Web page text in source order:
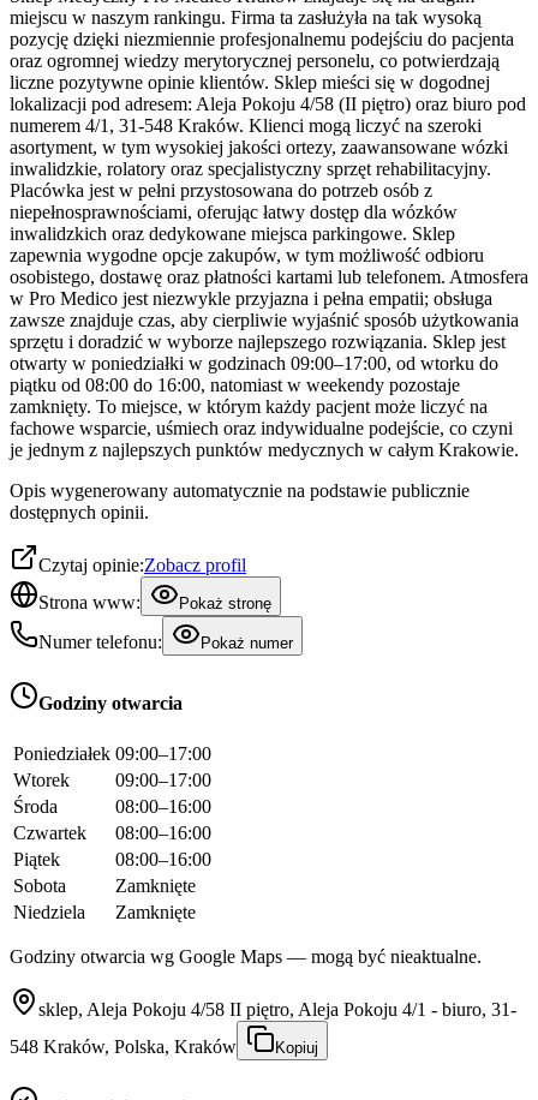
miejscu w naszym rankingu. Firma ta zasłużyła na tak wysoką
pozycję dzięki niezmiennie profesjonalnemu podejściu do pacjenta
oraz ogromnej wiedzy merytorycznej personelu, co potwierdzają
liczne pozytywne opinie klientów. Sklep mieści się w dogodnej
lokalizacji pod adresem: Aleja Pokoju 4/58 (II piętro) oraz biuro pod
numerem 4/1, 31-548 Kraków. Klienci mogą liczyć na szeroki
asortyment, w tym wysokiej jakości ortezy, zaawansowane wózki
inwalidzkie, rolatory oraz specjalistyczny sprzęt rehabilitacyjny.
Placówka jest w pełni przystosowana do potrzeb osób z
niepełnosprawnościami, oferując łatwy dostęp dla wózków
inwalidzkich oraz dedykowane miejsca parkingowe. Sklep
zapewnia wygodne opcje zakupów, w tym możliwość odbioru
osobistego, dostawę oraz płatności kartami lub telefonem. Atmosfera
w Pro Medico jest niezwykle przyjazna i pełna empatii; obsługa
zawsze znajduje czas, aby cierpliwie wyjaśnić sposób użytkowania
sprzętu i doradzić w wyborze najlepszego rozwiązania. Sklep jest
otwarty w poniedziałki w godzinach 09:00–17:00, od wtorku do
piątku od 08:00 do 16:00, natomiast w weekendy pozostaje
zamknięty. To miejsce, w którym każdy pacjent może liczyć na
fachowe wsparcie, uśmiech oraz indywidualne podejście, co czyni
je jednym z najlepszych punktów medycznych w całym Krakowie.
Opis wygenerowany automatycznie na podstawie publicznie
dostępnych opinii.
Czytaj opinie:Zobacz profil
Strona www:
Pokaż stronę
Numer telefonu: Pokaż numer
Godziny otwarcia
Poniedziałek 09:00–17:00
Wtorek
09:00–17:00
Środa
08:00–16:00
Czwartek
08:00–16:00
Piątek
08:00–16:00
Sobota
Zamknięte
Niedziela
Zamknięte
Godziny otwarcia wg Google Maps — mogą być nieaktualne.
sklep, Aleja Pokoju 4/58 II piętro, Aleja Pokoju 4/1 - biuro, 31-
548 Kraków, Polska, Kraków
Kopiuj